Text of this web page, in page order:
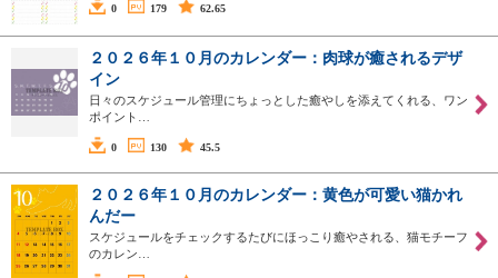
0 179 62.65
２０２６年１０月のカレンダー：肉球が癒されるデザ
イン
日々のスケジュール管理にちょっとした癒やしを添えてくれる、ワン
ポイント…
0 130 45.5
２０２６年１０月のカレンダー：黄色が可愛い猫かれ
んだー
スケジュールをチェックするたびにほっこり癒やされる、猫モチーフ
のカレン…